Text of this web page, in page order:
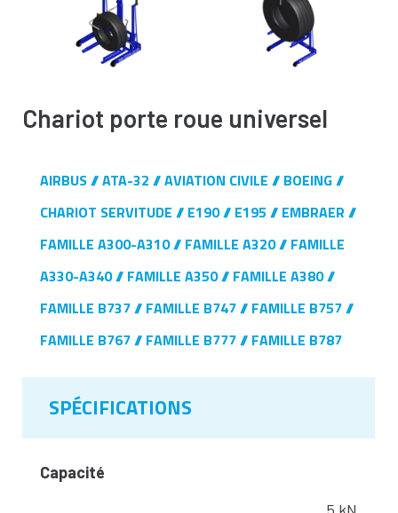
Chariot porte roue universel
AIRBUS ATA-32 AVIATION CIVILE
BOEING
CHARIOT SERVITUDE
E190 E195
EMBRAER
FAMILLE A300-A310
FAMILLE A320
FAMILLE
A330-A340
FAMILLE A350
FAMILLE A380
FAMILLE B737
FAMILLE B747
FAMILLE B757
FAMILLE B767
FAMILLE B777 FAMILLE B787
SPÉCIFICATIONS
Capacité